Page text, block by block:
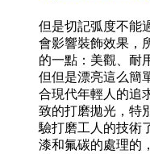
但是切記弧度不能
會影響裝飾效果，
的一點：美觀、耐
但但是漂亮這么簡
合現代年輕人的追
致的打磨拋光，特
驗打磨工人的技術
漆和氟碳的處理的